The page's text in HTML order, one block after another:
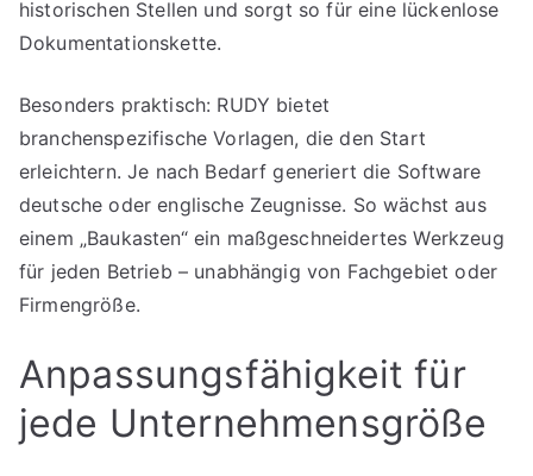
historischen Stellen und sorgt so für eine lückenlose
Dokumentationskette.
Besonders praktisch: RUDY bietet
branchenspezifische Vorlagen, die den Start
erleichtern. Je nach Bedarf generiert die Software
deutsche oder englische Zeugnisse. So wächst aus
einem „Baukasten“ ein maßgeschneidertes Werkzeug
für jeden Betrieb – unabhängig von Fachgebiet oder
Firmengröße.
Anpassungsfähigkeit für
jede Unternehmensgröße